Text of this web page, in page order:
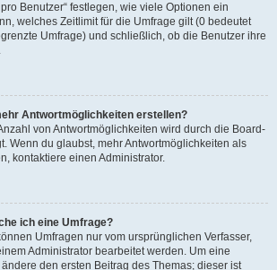
Benutzer“ festlegen, wie viele Optionen ein
welches Zeitlimit für die Umfrage gilt (0 bedeutet
Umfrage) und schließlich, ob die Benutzer ihre
Antwortmöglichkeiten erstellen?
von Antwortmöglichkeiten wird durch die Board-
Wenn du glaubst, mehr Antwortmöglichkeiten als
kontaktiere einen Administrator.
ich eine Umfrage?
Umfragen nur vom ursprünglichen Verfasser,
Administrator bearbeitet werden. Um eine
den ersten Beitrag des Themas; dieser ist